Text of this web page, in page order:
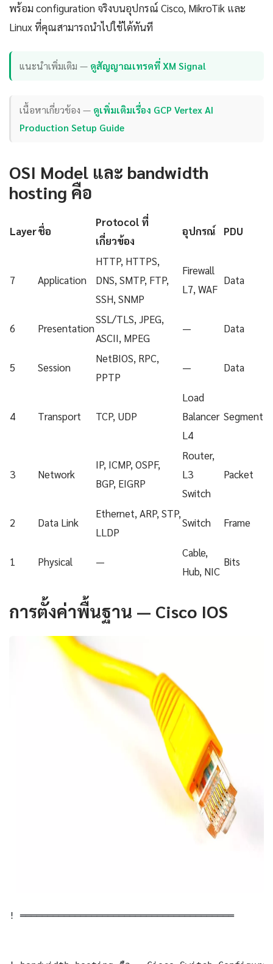
พร้อม configuration จริงบนอุปกรณ์ Cisco, MikroTik และ
Linux ที่คุณสามารถนำไปใช้ได้ทันที
แนะนำเพิ่มเติม — ดูสัญญาณเทรดที่ XM Signal
เนื้อหาเกี่ยวข้อง — ดูเพิ่มเติมเรื่อง GCP Vertex AI
Production Setup Guide
OSI Model และ bandwidth
hosting คือ
Layerชื่อ
Protocol ที่
เกี่ยวข้อง
อุปกรณ์ PDU
7 Application
HTTP, HTTPS,
DNS, SMTP, FTP,
SSH, SNMP
Firewall
L7, WAF
Data
6 Presentation
SSL/TLS, JPEG,
ASCII, MPEG
— Data
5 Session
NetBIOS, RPC,
PPTP
— Data
4 Transport TCP, UDP
Load
Balancer
L4
Segment
3 Network
IP, ICMP, OSPF,
BGP, EIGRP
Router,
L3
Switch
Packet
2 Data Link
Ethernet, ARP, STP,
LLDP
Switch Frame
1 Physical —
Cable,
Hub, NIC
Bits
การตั้งค่าพื้นฐาน — Cisco IOS
! ═══════════════════════════════════════